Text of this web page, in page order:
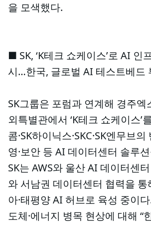
을 모색했다.
■ SK, ‘K테크 쇼케이스’로 AI 인
시…한국, 글로벌 AI 테스트베드
SK그룹은 포럼과 연계해 경주
외특별관에서 ‘K테크 쇼케이스’
콤·SK하이닉스·SKC·SK엔무브의
영·보안 등 AI 데이터센터 솔루
SK는 AWS와 울산 AI 데이터센
와 서남권 데이터센터 협력을 통
아·태평양 AI 허브로 육성 중이
도체·에너지 병목 현상에 대해 “